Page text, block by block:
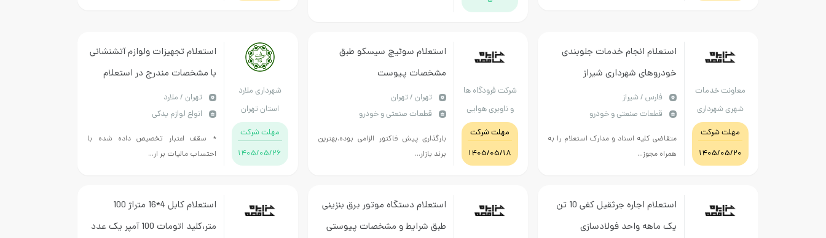
معاونت خدمات
شهری شهرداری
شیراز
مهلت شرکت
1405/05/20
استعلام انجام خدمات جلوبندی
خودروهای شهرداری شیراز
فارس / شیراز
قطعات صنعتی و خودرو
متقاضی کلیه اسناد و مدارک استعلام را به
همراه مجوز...
شرکت فرودگاه ها
و ناوبری هوایی
ایران (مادر
مهلت شرکت
1405/05/18
استعلام سوئیچ سیسکو طبق
مشخصات پیوست
تهران / تهران
قطعات صنعتی و خودرو
بارگذاری پیش فاکتور الزامی بوده.بهترین
برند بازار...
شهرداری ملارد
استان تهران
مهلت شرکت
1405/05/26
استعلام تجهیزات ولوازم آتشنشانی
با مشخصات مندرج در استعلام
بهاءتهران / ملارد
انواع لوازم یدکی
* سقف اعتبار تخصیص داده شده با
احتساب مالیات بر ار...
استعلام اجاره جرثقیل کفی 10 تن
یک ماهه واحد فولادسازی
استعلام دستگاه موتور برق بنزینی
طبق شرایط و مشخصات پیوستی
استعلام کابل 4*16 متراژ 100
متر،کلید اتومات 100 آمپر یک عدد